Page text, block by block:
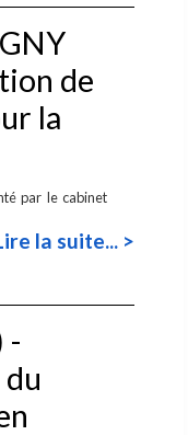
de
la
par le cabinet
la suite... >
-